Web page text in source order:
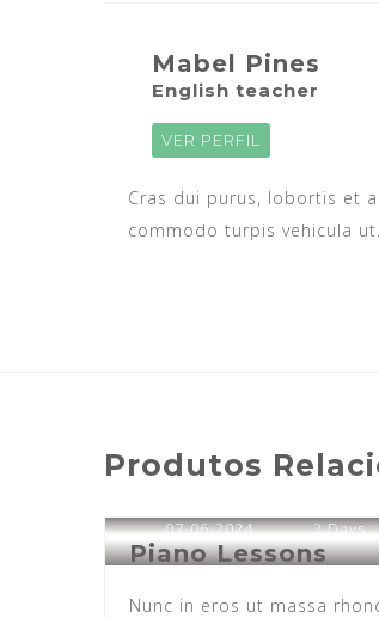
Mabel Pines
English teacher
VER PERFIL
Cras dui purus, lobortis et
commodo turpis vehicula ut.
Produtos
07-06-2024 2 Days
Piano Lessons
Nunc in eros ut massa